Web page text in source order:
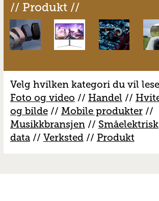
// Produkt //
Velg hvilken kategori du vil
Foto og video // Handel // H
og bilde// Mobile produkter//
Musikkbransjen// Småelektrisk
data// Verksted// Produkt